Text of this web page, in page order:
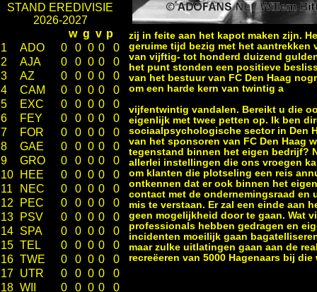
STAND EREDIVISIE
2026-2027
w g v p
1
ADO 0 0 0 0
0
2
AJA 0 0 0 0
0
3
AZ 0 0 0 0
0
4
CAM 0 0 0 0
0
5
EXC 0 0 0 0
0
6
FEY 0 0 0 0
0
7
FOR 0 0 0 0
0
8
GAE 0 0 0 0
0
9
GRO 0 0 0 0
0
10
HEE 0 0 0 0
0
11
NEC 0 0 0 0
0
12
PEC 0 0 0 0
0
13
PSV 0 0 0 0
0
14 SPA 0 0 0 0
0
15 TEL 0 0 0 0
0
16 TWE 0 0 0 0
0
17 UTR 0 0 0 0
0
18 WII 0 0 0 0
0
zij in feite aan het kapot maken zijn.
geruime tijd bezig met het aantrekken
van vijftig- tot honderd duizend
het punt stonden een positieve
van het bestuur van FC Den Haag
om een harde kern van twintig a
vijfentwintig vandalen. Bereikt u die
eigenlijk met twee petten op. Ik ben
sociaalpsychologische sector in Den
van het sponsoren van FC Den Haag
tegenstand binnen het eigen bedrijf?
allerlei instellingen die ons vroegen
om klanten die plotseling een reis
ontkennen dat er ook binnen het
contact met de ondernemingsraad en
mis te verstaan. Er zal een einde aan
geen mogelijkheid door te gaan. Wat
professionals hebben gedragen en
incidenten moeilijk gaan
maar zulke uitlatingen gaan aan de
recreëeren van 5000 Hagenaars bij